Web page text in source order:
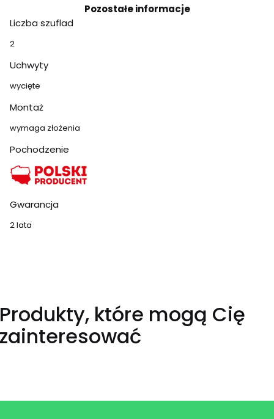
Pozostałe informacje
Liczba szuflad
2
Uchwyty
wycięte
Montaż
wymaga złożenia
Pochodzenie
Gwarancja
2 lata
Produkty, które mogą Cię
zainteresować